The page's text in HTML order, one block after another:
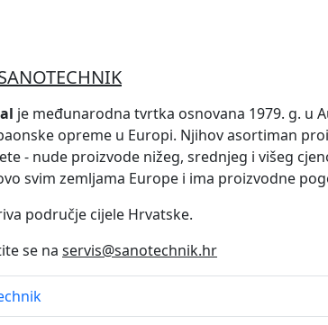
je međunarodna tvrtka osnovana 1979. g. u
opreme u Europi. Njihov asortiman
- nude proizvode nižeg, srednjeg i višeg
svim zemljama Europe i ima proizvodne
područje cijele Hrvatske.
se na servis@sanotechnik.hr